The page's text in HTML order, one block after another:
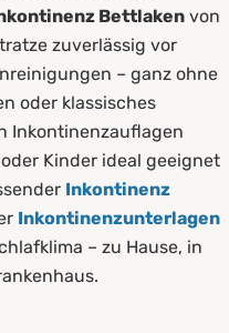
Bettlaken von
zuverlässig vor
– ganz ohne
oder klassisches
Inkontinenzauflagen
Kinder ideal geeignet
Inkontinenz
Inkontinenzunterlagen
– zu Hause, in